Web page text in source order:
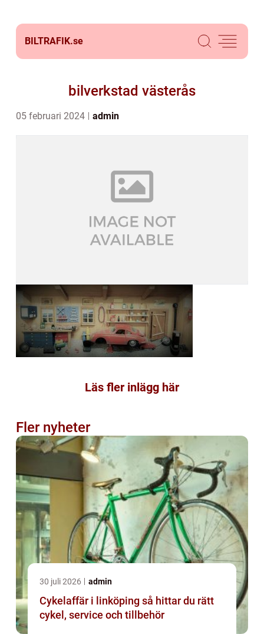
BILTRAFIK.se
bilverkstad västerås
05 februari 2024 admin
Läs fler inlägg här
Fler nyheter
30 juli 2026 admin
Cykelaffär i linköping så hittar du rätt
cykel, service och tillbehör